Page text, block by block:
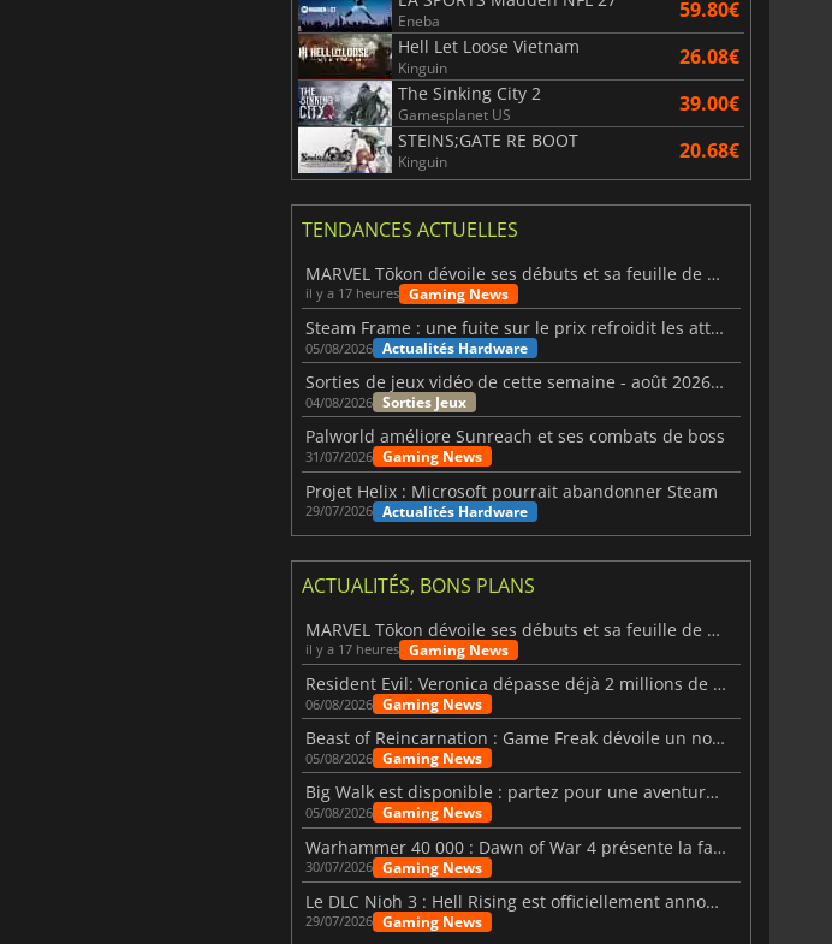
Eneba 59.80€
Hell Let Loose Vietnam
Kinguin 26.08€
The Sinking City 2
Gamesplanet US 39.00€
STEINS;GATE RE BOOT
Kinguin 20.68€
TENDANCES ACTUELLES
MARVEL Tōkon dévoile ses débuts et sa feuille de route
il y a 17 heures Gaming News
Steam Frame : une fuite sur le prix refroidit les attentes VR
05/08/2026 Actualités Hardware
Sorties de jeux vidéo de cette semaine - août 2026 (semaine 32)
04/08/2026 Sorties Jeux
Palworld améliore Sunreach et ses combats de boss
31/07/2026 Gaming News
Projet Helix : Microsoft pourrait abandonner Steam
29/07/2026 Actualités Hardware
ACTUALITÉS, BONS PLANS
MARVEL Tōkon dévoile ses débuts et sa feuille de route
il y a 17 heures Gaming News
Resident Evil: Veronica dépasse déjà 2 millions de wishlists
06/08/2026 Gaming News
Beast of Reincarnation : Game Freak dévoile un nouveau pari
05/08/2026 Gaming News
Big Walk est disponible : partez pour une aventure entre amis
05/08/2026 Gaming News
Warhammer 40 000 : Dawn of War 4 présente la faction des Nécrons
30/07/2026 Gaming News
Le DLC Nioh 3 : Hell Rising est officiellement annoncé
29/07/2026 Gaming News